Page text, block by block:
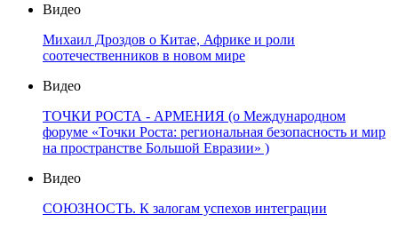
Видео
Михаил Дроздов о Китае, Африке и роли
соотечественников в новом мире
Видео
ТОЧКИ РОСТА - АРМЕНИЯ (о Международном
форуме «Точки Роста: региональная безопасность и мир
на пространстве Большой Евразии» )
Видео
СОЮЗНОСТЬ. К залогам успехов интеграции